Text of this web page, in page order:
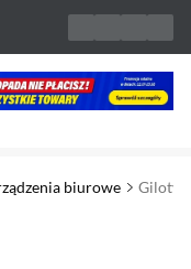
banerami, aktualny element 1 z
biurowe